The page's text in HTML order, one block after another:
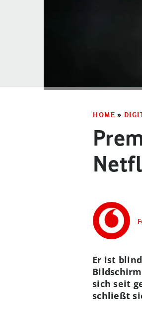
HOME »
Er ist
sich seit
schließt